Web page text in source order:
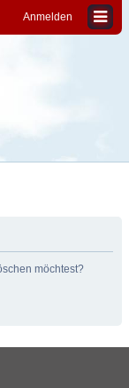
Anmelden
möchtest?